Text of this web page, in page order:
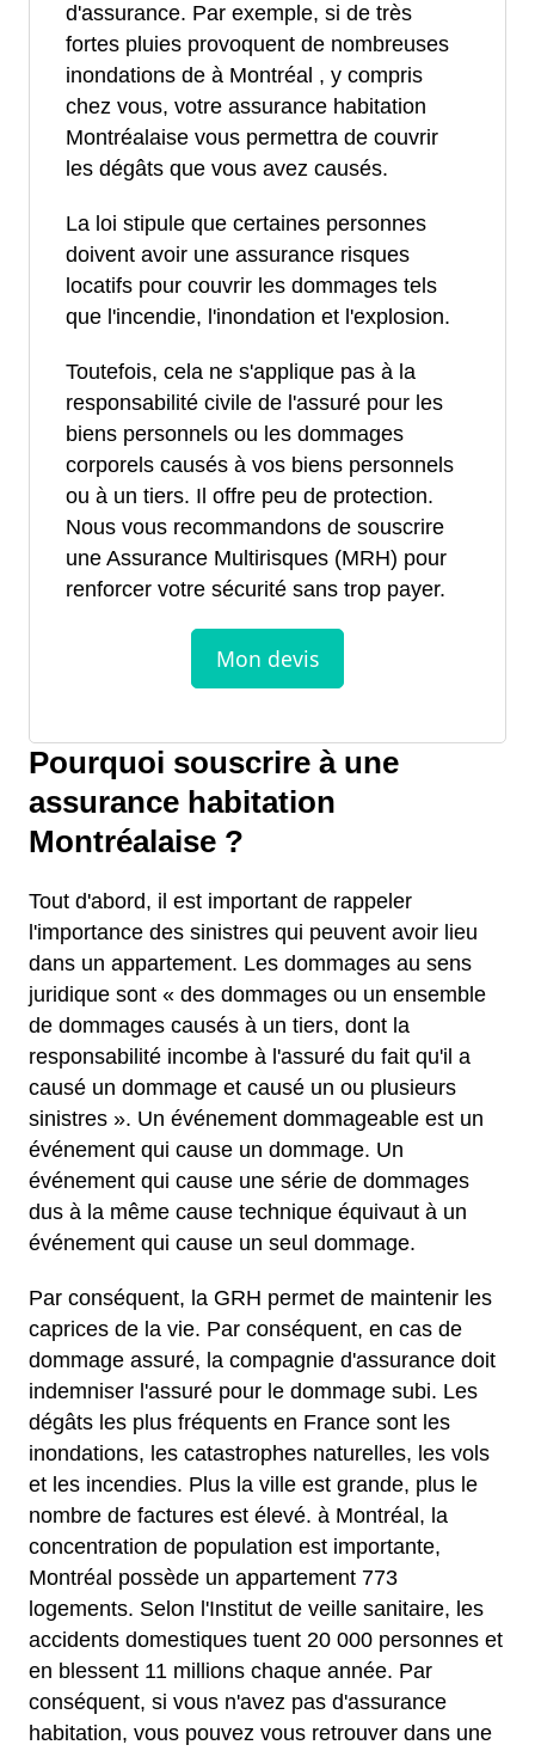
d'assurance. Par exemple, si de très
fortes pluies provoquent de nombreuses
inondations de à Montréal , y compris
chez vous, votre assurance habitation
Montréalaise vous permettra de couvrir
les dégâts que vous avez causés.
La loi stipule que certaines personnes
doivent avoir une assurance risques
locatifs pour couvrir les dommages tels
que l'incendie, l'inondation et l'explosion.
Toutefois, cela ne s'applique pas à la
responsabilité civile de l'assuré pour les
biens personnels ou les dommages
corporels causés à vos biens personnels
ou à un tiers. Il offre peu de protection.
Nous vous recommandons de souscrire
une Assurance Multirisques (MRH) pour
renforcer votre sécurité sans trop payer.
Pourquoi souscrire à une
assurance habitation
Montréalaise ?
Tout d'abord, il est important de rappeler
l'importance des sinistres qui peuvent avoir lieu
dans un appartement. Les dommages au sens
juridique sont « des dommages ou un ensemble
de dommages causés à un tiers, dont la
responsabilité incombe à l'assuré du fait qu'il a
causé un dommage et causé un ou plusieurs
sinistres ». Un événement dommageable est un
événement qui cause un dommage. Un
événement qui cause une série de dommages
dus à la même cause technique équivaut à un
événement qui cause un seul dommage.
Par conséquent, la GRH permet de maintenir les
caprices de la vie. Par conséquent, en cas de
dommage assuré, la compagnie d'assurance doit
indemniser l'assuré pour le dommage subi. Les
dégâts les plus fréquents en France sont les
inondations, les catastrophes naturelles, les vols
et les incendies. Plus la ville est grande, plus le
nombre de factures est élevé. à Montréal, la
concentration de population est importante,
Montréal possède un appartement 773
logements. Selon l'Institut de veille sanitaire, les
accidents domestiques tuent 20 000 personnes et
en blessent 11 millions chaque année. Par
conséquent, si vous n'avez pas d'assurance
habitation, vous pouvez vous retrouver dans une